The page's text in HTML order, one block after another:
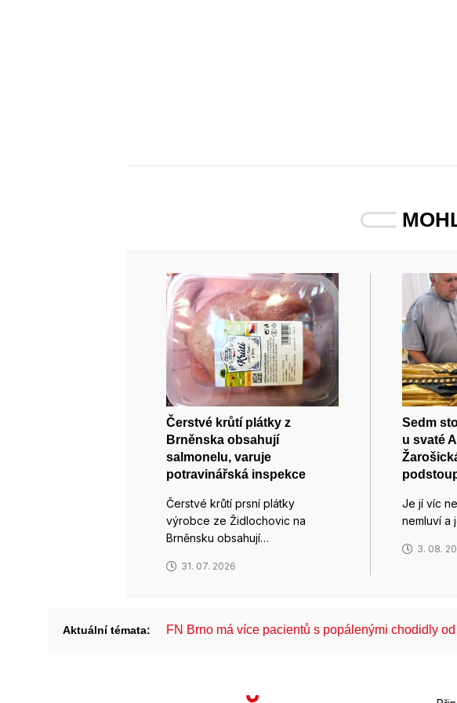
Čerstvé krůtí plátky z
Brněnska obsahují
salmonelu, varuje
potravinářská inspekce
Čerstvé krůtí prsní plátky
výrobce ze Židlochovic na
Brněnsku obsahují…
31. 07. 2026
Sedm
u svaté
Je jí víc
nemluví a
3. 08.
Aktuální témata: FN Brno má více pacientů s popálenými chodidly